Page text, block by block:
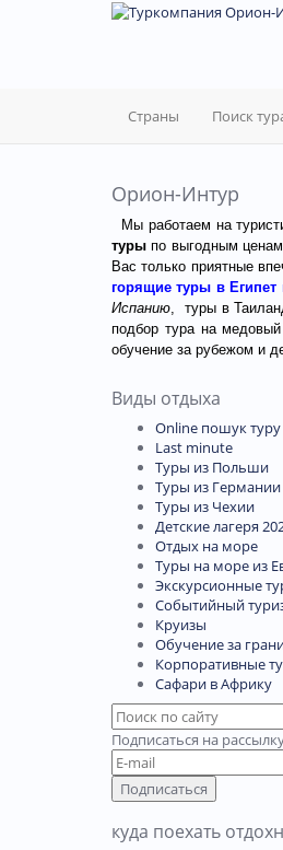
Страны Поиск
Орион-Интур
Мы работаем на
турыпо выгодным
Вас только приятные
горящие туры в Египет
Испанию, туры в
подбор тура на
обучение за рубежом и
Виды отдыха
Online пошук туру
Last minute
Туры из Польши
Туры из Германии
Туры из Чехии
Детские лагеря
Отдых на море
Туры на море из
Экскурсионные
Событийный
Круизы
Обучение за
Корпоративные
Сафари в Африку
Подписаться на
Подписаться
куда поехать